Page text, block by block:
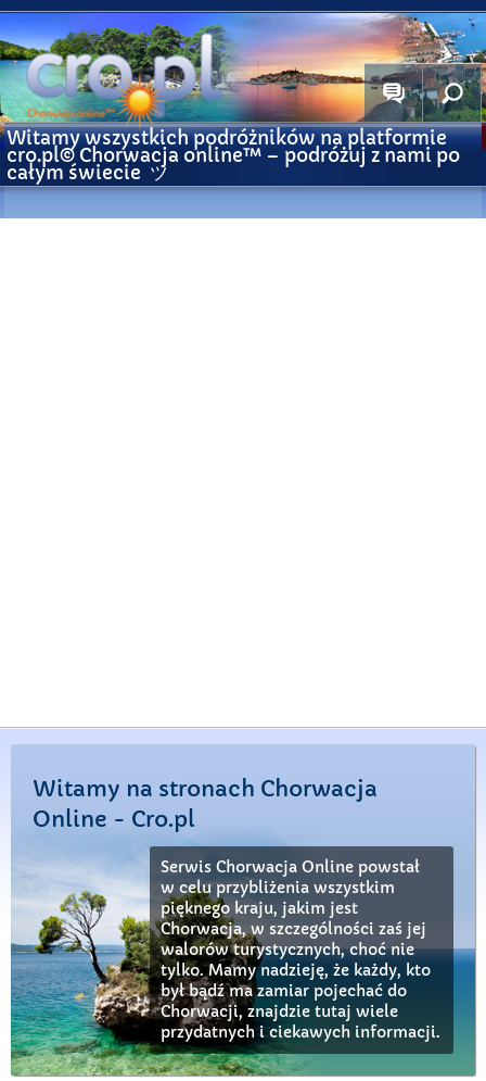
Witamy wszystkich podróżników na platformie
cro.pl© Chorwacja online™ – podróżuj z nami po
całym świecie ツ
Witamy na stronach Chorwacja
Online - Cro.pl
Serwis Chorwacja Online powstał
w celu przybliżenia wszystkim
pięknego kraju, jakim jest
Chorwacja, w szczególności zaś jej
walorów turystycznych, choć nie
tylko. Mamy nadzieję, że każdy, kto
był bądź ma zamiar pojechać do
Chorwacji, znajdzie tutaj wiele
przydatnych i ciekawych informacji.